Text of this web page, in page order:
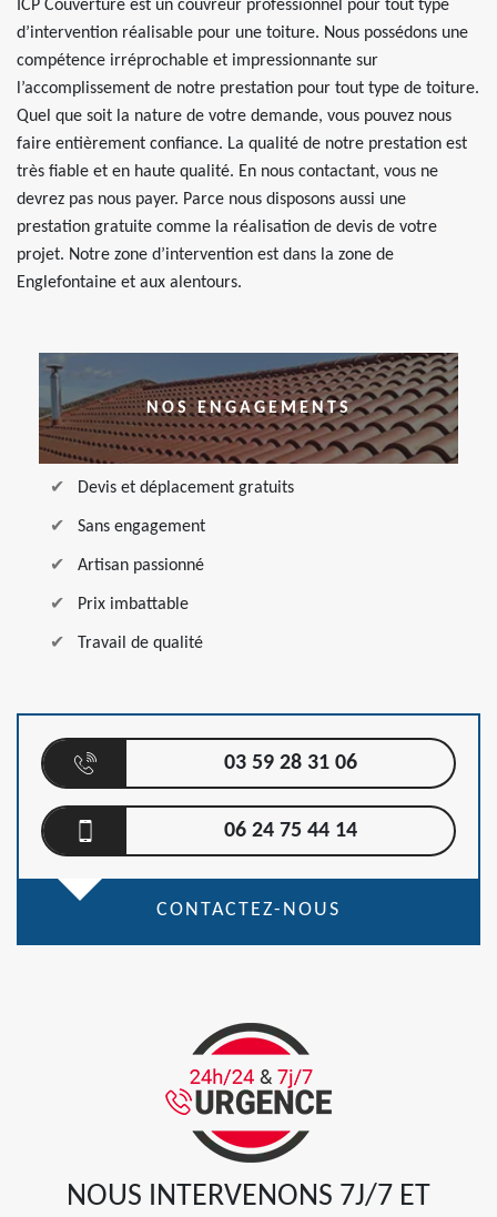
ICP Couverture est un couvreur professionnel pour tout type
d’intervention réalisable pour une toiture. Nous possédons une
compétence irréprochable et impressionnante sur
l’accomplissement de notre prestation pour tout type de toiture.
Quel que soit la nature de votre demande, vous pouvez nous
faire entièrement confiance. La qualité de notre prestation est
très fiable et en haute qualité. En nous contactant, vous ne
devrez pas nous payer. Parce nous disposons aussi une
prestation gratuite comme la réalisation de devis de votre
projet. Notre zone d’intervention est dans la zone de
Englefontaine et aux alentours.
NOS ENGAGEMENTS
Devis et déplacement gratuits
Sans engagement
Artisan passionné
Prix imbattable
Travail de qualité
03 59 28 31 06
06 24 75 44 14
CONTACTEZ-NOUS
NOUS INTERVENONS 7J/7 ET